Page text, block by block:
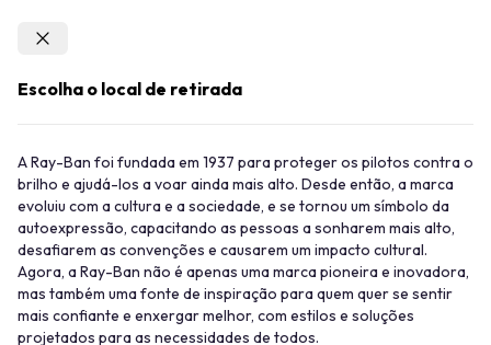
Escolha o local de retirada
A Ray-Ban foi fundada em 1937 para proteger os pilotos contra o
brilho e ajudá-los a voar ainda mais alto. Desde então, a marca
evoluiu com a cultura e a sociedade, e se tornou um símbolo da
autoexpressão, capacitando as pessoas a sonharem mais alto,
desafiarem as convenções e causarem um impacto cultural.
Agora, a Ray-Ban não é apenas uma marca pioneira e inovadora,
mas também uma fonte de inspiração para quem quer se sentir
mais confiante e enxergar melhor, com estilos e soluções
projetados para as necessidades de todos.